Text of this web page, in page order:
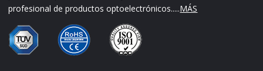
profesional de productos optoelectrónicos.....MÁS